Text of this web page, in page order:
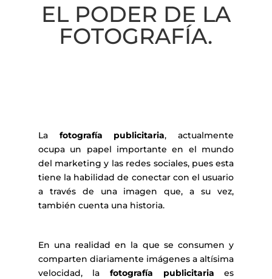
EL PODER DE LA
FOTOGRAFÍA.
La fotografía publicitaria, actualmente
ocupa un papel importante en el mundo
del marketing y las redes sociales, pues esta
tiene la habilidad de conectar con el usuario
a través de una imagen que, a su vez,
también cuenta una historia.
En una realidad en la que se consumen y
comparten diariamente imágenes a altísima
velocidad, la fotografía publicitaria es